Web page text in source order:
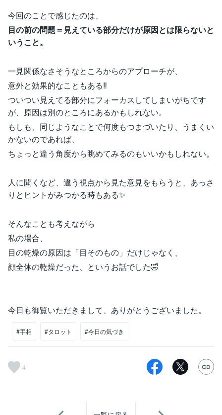
今回のことで感じたのは、
目の前の問題＝見えている部分だけが原因とは限らないと
いうこと。
一見関係なさそうなところからのアプローチが、
意外と効果的なこともある‼️
ついつい見えてる部分にフォーカスしてしまいがちです
が、原因は別のところにあるかもしれない。
もしも、同じようなことで何度もつまづいたり、うまくい
かないのであれば、
ちょっと違う角度から眺めてみるのもいいかもしれない。
人に聞くなど、違う視点から見た意見をもらうと、あっさ
りとヒントがみつかる時もある✨
そんなことも考えながら
私の場合、
目の乾燥の原因は「目そのもの」だけじゃなく、
顔全体の乾燥だった、というお話でした🤣
今日も御覧いただきまして、ありがとうございました。
#手相 #タロット #今日の気づき
4